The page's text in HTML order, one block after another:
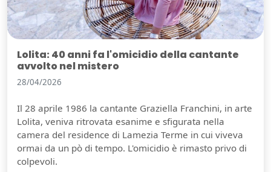
Lolita: 40 anni fa l'omicidio della cantante
avvolto nel mistero
28/04/2026
Il 28 aprile 1986 la cantante Graziella Franchini, in arte
Lolita, veniva ritrovata esanime e sfigurata nella
camera del residence di Lamezia Terme in cui viveva
ormai da un pò di tempo. L'omicidio è rimasto privo di
colpevoli.